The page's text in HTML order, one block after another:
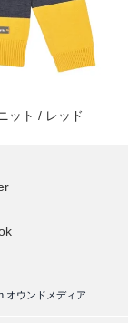
ット / レッド
オウンドメディア